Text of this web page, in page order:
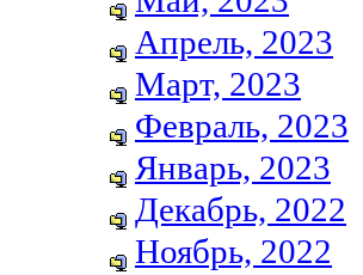
Апрель, 2023
Март, 2023
Февраль, 2023
Январь, 2023
Декабрь, 2022
Ноябрь, 2022